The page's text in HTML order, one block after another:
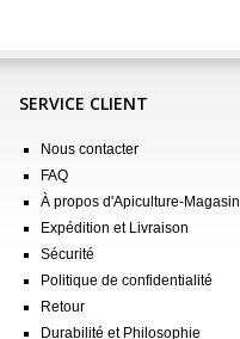
SERVICE CLIENT
Nous contacter
FAQ
À propos d'Apiculture-Magasin
Expédition et Livraison
Sécurité
Politique de confidentialité
Retour
Durabilité et Philosophie